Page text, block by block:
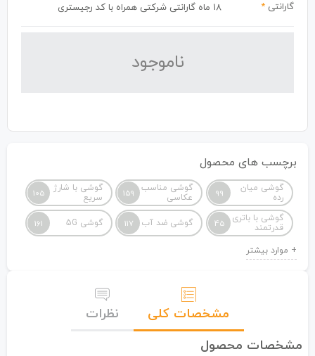
گارانتی * 18 ماه گارانتی شرکتی همراه با کد رجیستری
نا‌موجود
برچسب های محصول
گوشی میان
رده
99
گوشی مناسب
عکاسی
159
گوشی با شارژ
سریع
105
گوشی با باتری
قدرتمند
45 گوشی ضد آب 117 گوشی 5G 161
مشخصات کلی
نظرات
مشخصات محصول